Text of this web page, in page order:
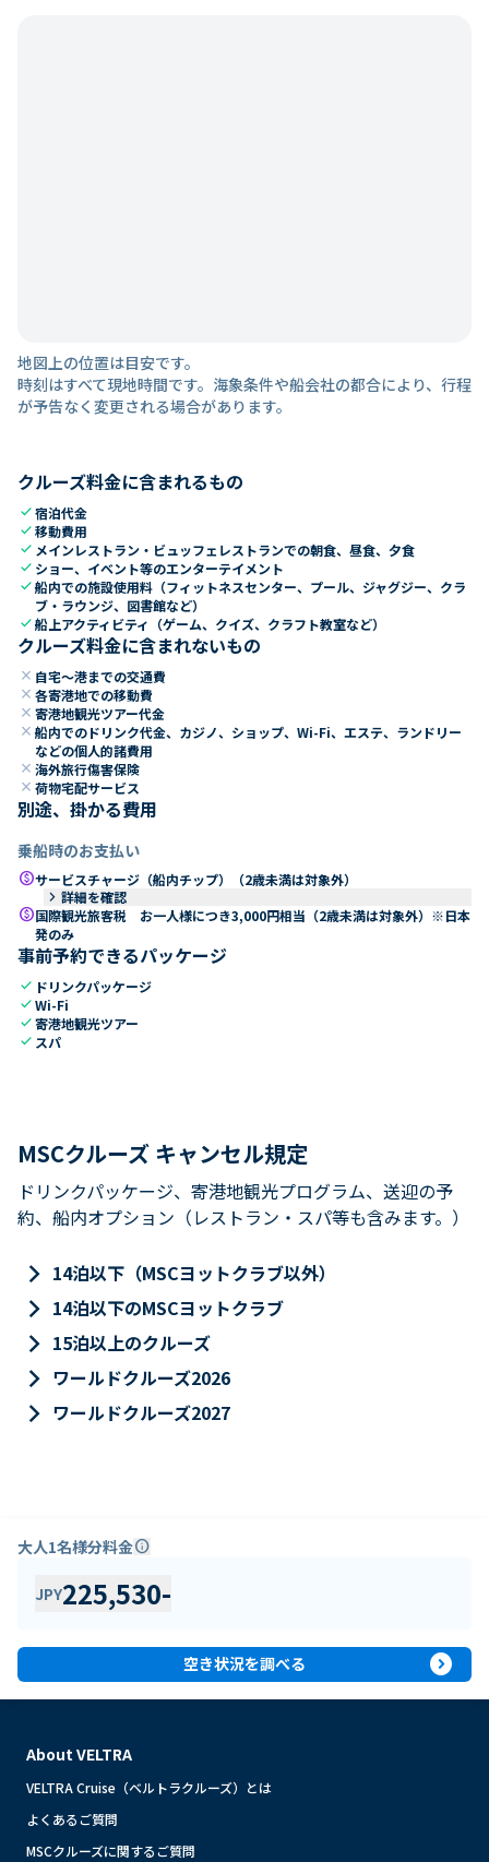
地図上の位置は目安です。
時刻はすべて現地時間です。海象条件や船会社の都合により、行程
が予告なく変更される場合があります。
クルーズ料金に含まれるもの
check宿泊代金
check移動費用
check メインレストラン・ビュッフェレストランでの朝食、昼食、夕食
check ショー、イベント等のエンターテイメント
check船内での施設使用料（フィットネスセンター、プール、ジャグジー、クラ
ブ・ラウンジ、図書館など）
check船上アクティビティ（ゲーム、クイズ、クラフト教室など）
クルーズ料金に含まれないもの
close 自宅～港までの交通費
close 各寄港地での移動費
close 寄港地観光ツアー代金
close 船内でのドリンク代金、カジノ、ショップ、Wi-Fi、エステ、ランドリー
などの個人的諸費用
close 海外旅行傷害保険
close 荷物宅配サービス
別途、掛かる費用
乗船時のお支払い
paidサービスチャージ（船内チップ）（2歳未満は対象外）
keyboard_arrow_right 詳細を確認
paid国際観光旅客税 お一人様につき3,000円相当（2歳未満は対象外）※日本
発のみ
事前予約できるパッケージ
check ドリンクパッケージ
checkWi-Fi
check寄港地観光ツアー
check スパ
MSCクルーズ キャンセル規定
ドリンクパッケージ、寄港地観光プログラム、送迎の予
約、船内オプション（レストラン・スパ等も含みます。）
keyboard_arrow_right 14泊以下（MSCヨットクラブ以外）
keyboard_arrow_right 14泊以下のMSCヨットクラブ
keyboard_arrow_right 15泊以上のクルーズ
keyboard_arrow_right ワールドクルーズ2026
keyboard_arrow_right ワールドクルーズ2027
大人1名様分料金info
JPY225,530-
空き状況を調べる expand_circle_right
About VELTRA
VELTRA Cruise（ベルトラクルーズ）とは
よくあるご質問
MSCクルーズに関するご質問